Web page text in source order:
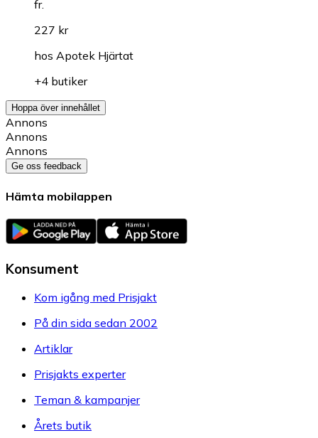
fr.
227 kr
hos Apotek Hjärtat
+4 butiker
Hoppa över innehållet
Annons
Annons
Annons
Ge oss feedback
Hämta mobilappen
Konsument
Kom igång med Prisjakt
På din sida sedan 2002
Artiklar
Prisjakts experter
Teman & kampanjer
Årets butik